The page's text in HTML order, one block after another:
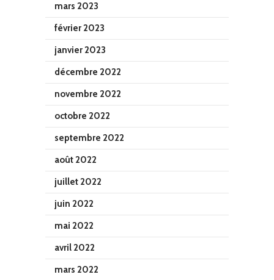
mars 2023
février 2023
janvier 2023
décembre 2022
novembre 2022
octobre 2022
septembre 2022
août 2022
juillet 2022
juin 2022
mai 2022
avril 2022
mars 2022